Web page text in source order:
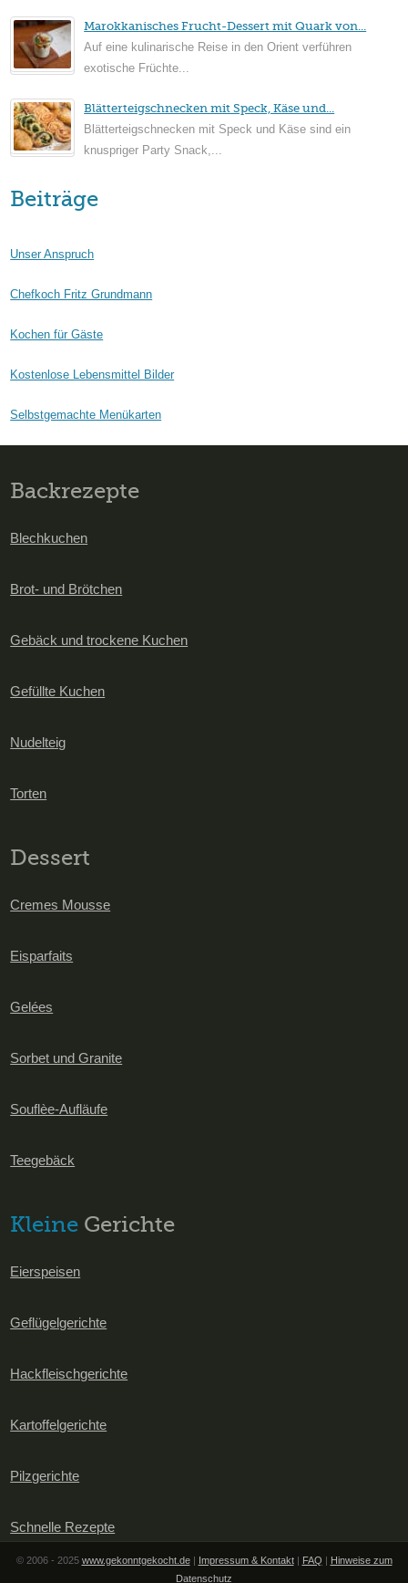
Marokkanisches Frucht-Dessert mit Quark von...
Auf eine kulinarische Reise in den Orient verführen
exotische Früchte...
Blätterteigschnecken mit Speck, Käse und...
Blätterteigschnecken mit Speck und Käse sind ein
knuspriger Party Snack,...
Beiträge
Unser Anspruch
Chefkoch Fritz Grundmann
Kochen für Gäste
Kostenlose Lebensmittel Bilder
Selbstgemachte Menükarten
Backrezepte
Blechkuchen
Brot- und Brötchen
Gebäck und trockene Kuchen
Gefüllte Kuchen
Nudelteig
Torten
Dessert
Cremes Mousse
Eisparfaits
Gelées
Sorbet und Granite
Souflèe-Aufläufe
Teegebäck
Kleine Gerichte
Eierspeisen
Geflügelgerichte
Hackfleischgerichte
Kartoffelgerichte
Pilzgerichte
Schnelle Rezepte
© 2006 - 2025 www.gekonntgekocht.de| Impressum & Kontakt| FAQ | Hinweise zum
Datenschutz